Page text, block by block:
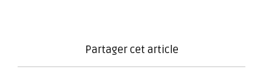
Partager cet article